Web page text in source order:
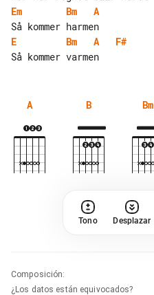
Em
Bm
A
E
Bm A
F#
A B Bm
Tono Desplazar
Composición:
¿Los datos están equivocados?